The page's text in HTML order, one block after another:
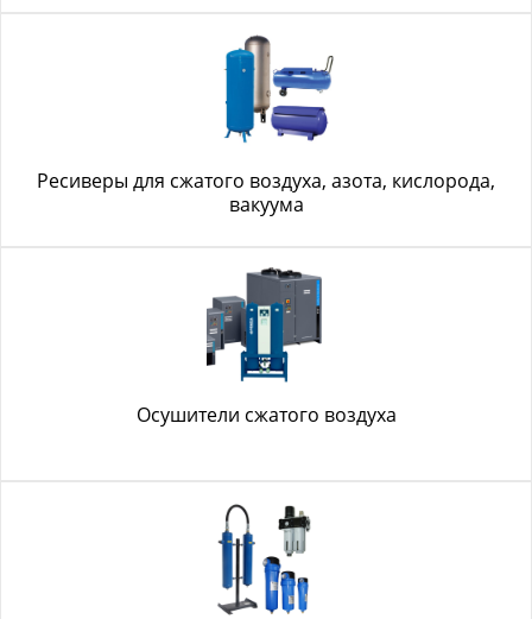
Ресиверы для сжатого воздуха, азота, кислорода,
вакуума
Осушители сжатого воздуха